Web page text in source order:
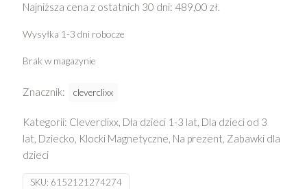
Najniższa cena z ostatnich 30 dni: 489,00 zł.
Wysyłka 1-3 dni robocze
Brak w magazynie
Znacznik: cleverclixx
Kategorii: Cleverclixx, Dla dzieci 1-3 lat, Dla dzieci od 3
lat, Dziecko, Klocki Magnetyczne, Na prezent, Zabawki dla
dzieci
SKU: 6152121274274